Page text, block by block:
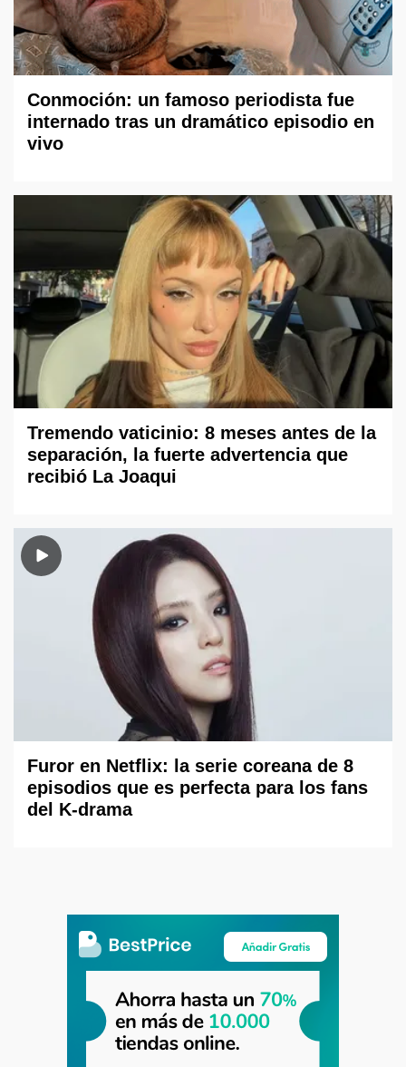
Conmoción: un famoso periodista fue
internado tras un dramático episodio en
vivo
Tremendo vaticinio: 8 meses antes de la
separación, la fuerte advertencia que
recibió La Joaqui
Furor en Netflix: la serie coreana de 8
episodios que es perfecta para los fans
del K-drama